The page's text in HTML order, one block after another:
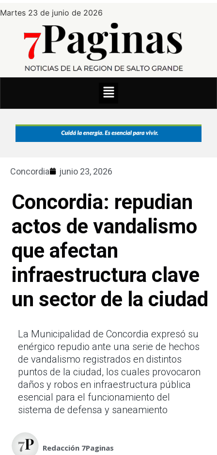
Martes 23 de junio de 2026
Concordia junio 23, 2026
Concordia: repudian
actos de vandalismo
que afectan
infraestructura clave
un sector de la ciudad
La Municipalidad de Concordia expresó su
enérgico repudio ante una serie de hechos
de vandalismo registrados en distintos
puntos de la ciudad, los cuales provocaron
daños y robos en infraestructura pública
esencial para el funcionamiento del
sistema de defensa y saneamiento
Redacción 7Paginas